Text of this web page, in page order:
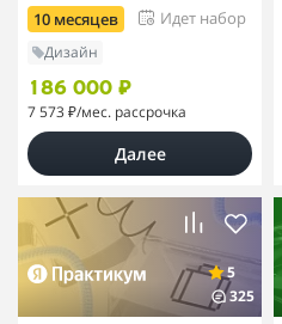
10 месяцев
Идет набор
Дизайн
186 000 ₽
7 573 ₽/мес. рассрочка
Далее
5
325